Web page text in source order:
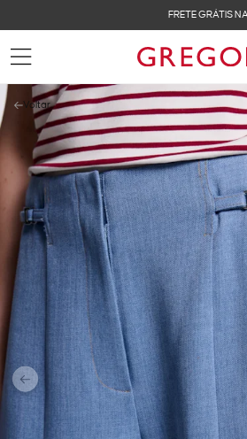
FRETE GRÁTIS NAS COMPRAS
Voltar